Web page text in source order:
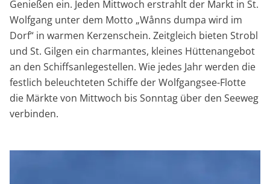
Genießen ein. Jeden Mittwoch erstrahlt der Markt in St.
Wolfgang unter dem Motto „Wånns dumpa wird im
Dorf“ in warmen Kerzenschein. Zeitgleich bieten Strobl
und St. Gilgen ein charmantes, kleines Hüttenangebot
an den Schiffsanlegestellen. Wie jedes Jahr werden die
festlich beleuchteten Schiffe der Wolfgangsee-Flotte
die Märkte von Mittwoch bis Sonntag über den Seeweg
verbinden.